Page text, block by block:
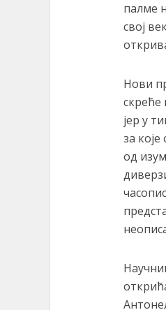
палме
свој
Нови
скреће
јер у
за
од